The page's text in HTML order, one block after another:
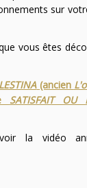
sur
vous êtes
(ancien
SATISFAIT OU
la vidéo